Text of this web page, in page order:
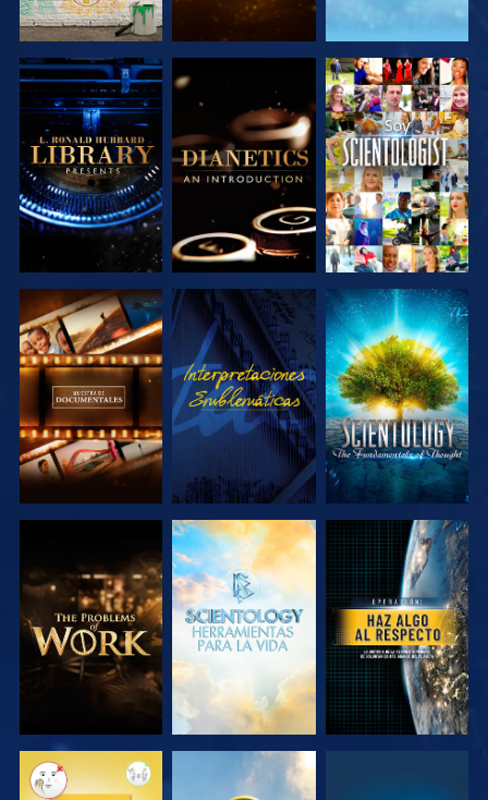
EXPLORA LAS
SERIES
EXPLORA LAS
SERIES
VE
EXPLORA LAS
SERIES
VE
EXPLORA LAS
SERIES
EXPLORA LAS
SERIES
EXPLORA LAS
SERIES
VE